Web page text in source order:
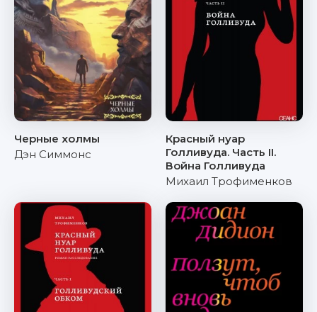
Черные холмы
Дэн Симмонс
Красный нуар
Голливуда. Часть II.
Война Голливуда
Михаил Трофименков